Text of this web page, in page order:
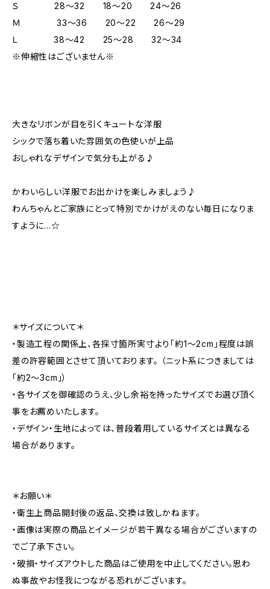
Ｓ 28～32 18～20 24～26
Ｍ 33～36 20～22 26～29
Ｌ 38～42 25～28 32～34
※伸縮性はございません※
大きなリボンが目を引くキュートな洋服
シックで落ち着いた雰囲気の色使いが上品
おしゃれなデザインで気分も上がる♪
かわいらしい洋服でお出かけを楽しみましょう♪
わんちゃんとご家族にとって特別でかけがえのない毎日になりま
すように…☆
＊サイズについて＊
・製造工程の関係上、各採寸箇所実寸より「約1～2cm」程度は誤
差の許容範囲とさせて頂いております。 （ニット系につきましては
「約2～3cm」）
・各サイズを御確認のうえ、少し余裕を持ったサイズでお選び頂く
事をお薦めいたします。
・デザイン・生地によっては、普段着用しているサイズとは異なる
場合があります。
＊お願い＊
・衛生上商品開封後の返品、交換は致しかねます。
・画像は実際の商品とイメージが若干異なる場合がございますの
でご了承下さい。
・破損・サイズアウトした商品はご使用を中止してください。思わ
ぬ事故やお怪我につながる恐れがございます。